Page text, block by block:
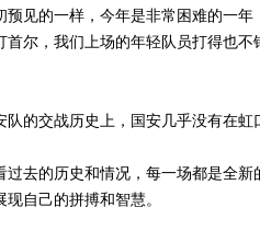
的一样，今年是非常困难的一年
首尔，我们上场的年轻队员打得也
交战历史上，国安几乎没有在虹
的历史和情况，每一场都是全新
自己的拼搏和智慧。